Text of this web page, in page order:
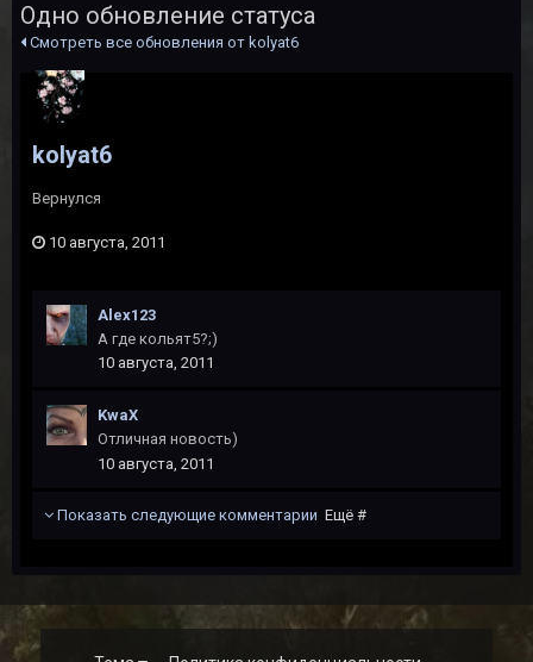
Одно обновление статуса
Смотреть все обновления от kolyat6
kolyat6
Вернулся
10 августа, 2011
Alex123
А где кольят5?;)
10 августа, 2011
KwaX
Отличная новость)
10 августа, 2011
Показать следующие комментарии Ещё #